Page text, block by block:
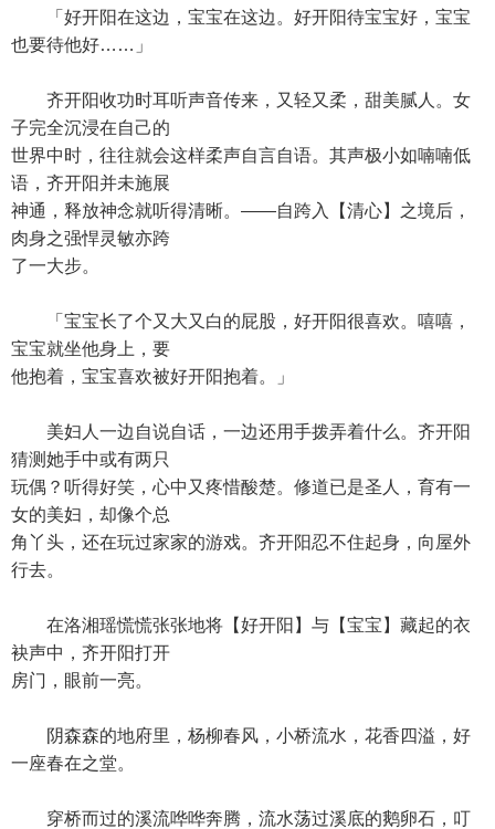
「好开阳在这边，宝宝在这边。好开阳待宝宝好，宝宝
也要待他好……」
齐开阳收功时耳听声音传来，又轻又柔，甜美腻人。女
子完全沉浸在自己的
世界中时，往往就会这样柔声自言自语。其声极小如喃喃低
语，齐开阳并未施展
神通，释放神念就听得清晰。——自跨入【清心】之境后，
肉身之强悍灵敏亦跨
了一大步。
「宝宝长了个又大又白的屁股，好开阳很喜欢。嘻嘻，
宝宝就坐他身上，要
他抱着，宝宝喜欢被好开阳抱着。」
美妇人一边自说自话，一边还用手拨弄着什么。齐开阳
猜测她手中或有两只
玩偶？听得好笑，心中又疼惜酸楚。修道已是圣人，育有一
女的美妇，却像个总
角丫头，还在玩过家家的游戏。齐开阳忍不住起身，向屋外
行去。
在洛湘瑶慌慌张张地将【好开阳】与【宝宝】藏起的衣
袂声中，齐开阳打开
房门，眼前一亮。
阴森森的地府里，杨柳春风，小桥流水，花香四溢，好
一座春在之堂。
穿桥而过的溪流哗哗奔腾，流水荡过溪底的鹅卵石，叮